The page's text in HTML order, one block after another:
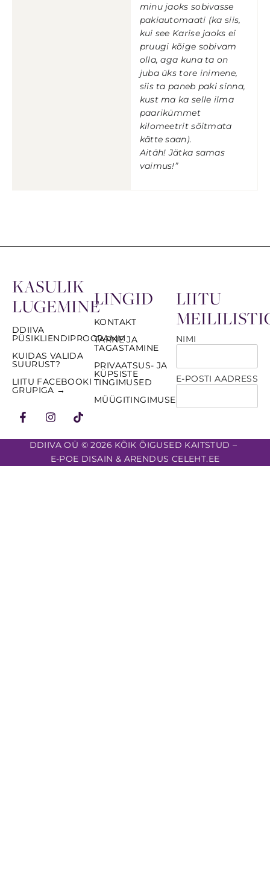
minu jaoks sobivasse
pakiautomaati (ka siis,
kui see Karise jaoks ei
pruugi kõige sobivam
olla, aga kuna ta on
juba üks tore inimene,
siis ta paneb paki sinna,
kust ma ka selle ilma
paarikümmet
kilomeetrit sõitmata
kätte saan).
Aitäh! Jätka samas
vaimus!”
KASULIK
LUGEMINE
DDIIVA
PÜSIKLIENDIPROGRAMM
KUIDAS VALIDA
SUURUST?
LIITU FACEBOOKI
GRUPIGA →
LINGID
KONTAKT
TARNE JA
TAGASTAMINE
PRIVAATSUS- JA
KÜPSISTE
TINGIMUSED
MÜÜGITINGIMUSED
LIITU
NIMI
E-POSTI AADRESS
DDIIVA OÜ © 2026 KÕIK ÕIGUSED KAITSTUD –
E-POE DISAIN & ARENDUS CELEHT.EE